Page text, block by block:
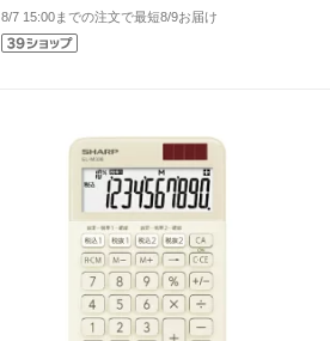
8/7 15:00までの注文で最短8/9お届け